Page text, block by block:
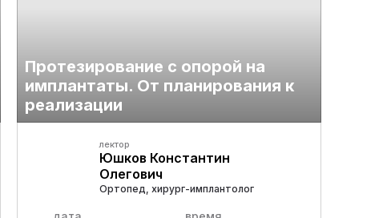
Протезирование с опорой на
имплантаты. От планирования к
реализации
лектор
Юшков Константин
Олегович
Ортопед, хирург-имплантолог